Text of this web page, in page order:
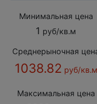
Минимальная цена
1 руб/кв.м
Среднерыночная
1038.82 руб/кв.м
Максимальная цена